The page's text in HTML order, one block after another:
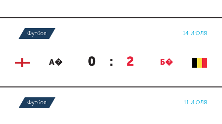
Футбол 14 ИЮЛЯ
А� 0 : 2 Б�
Футбол 11 ИЮЛЯ